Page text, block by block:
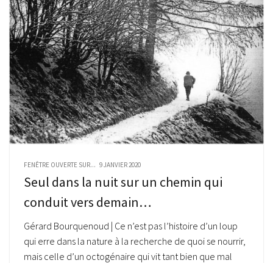
FENÊTRE OUVERTE SUR... 9 JANVIER 2020
Seul dans la nuit sur un chemin qui
conduit vers demain…
Gérard Bourquenoud | Ce n’est pas l’histoire d’un loup
qui erre dans la nature à la recherche de quoi se nourrir,
mais celle d’un octogénaire qui vit tant bien que mal